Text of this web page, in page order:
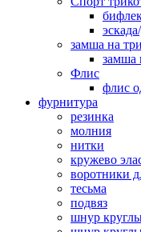
замша на
замша
Флис
флис
фурнитура
резинка
молния
нитки
кружево
воротники
тесьма
подвяз
шнур